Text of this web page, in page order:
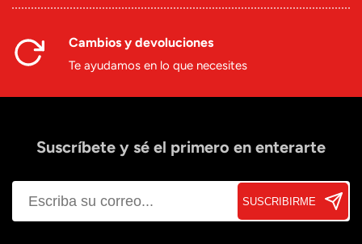
Cambios y devoluciones
Te ayudamos en lo que necesites
Suscríbete y sé el primero en enterarte
SUSCRIBIRME